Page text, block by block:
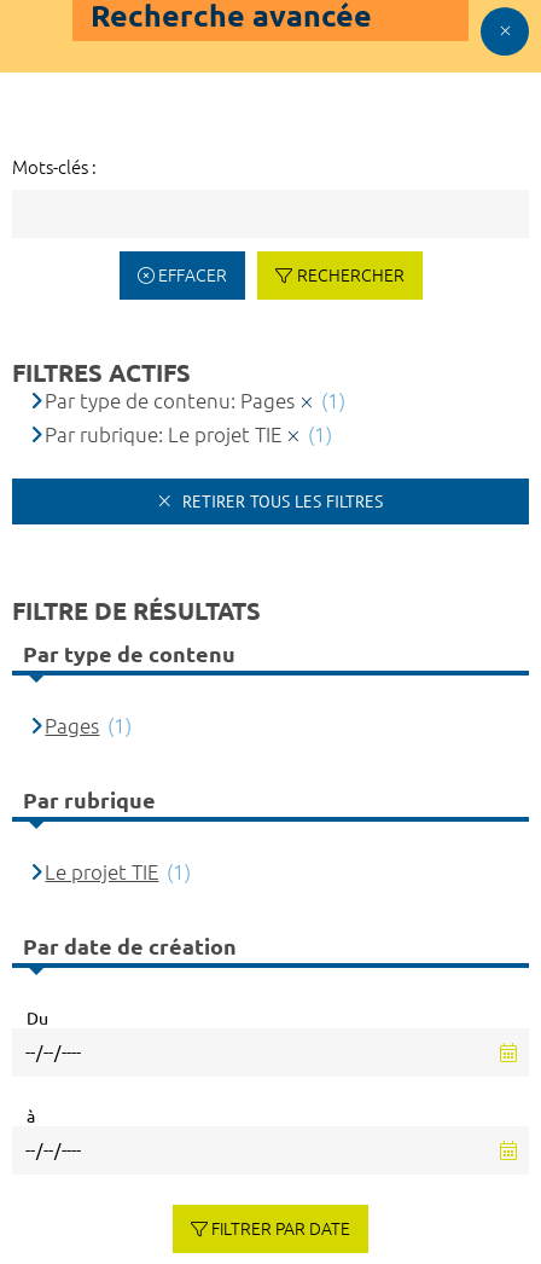
Recherche avancée
Mots-clés :
EFFACER RECHERCHER
FILTRES ACTIFS
Par type de contenu: Pages
(1)
Par rubrique: Le projet TIE
(1)
RETIRER TOUS LES FILTRES
FILTRE DE RÉSULTATS
Par type de contenu
Pages (1)
Par rubrique
Le projet TIE (1)
Par date de création
Du
à
FILTRER PAR DATE